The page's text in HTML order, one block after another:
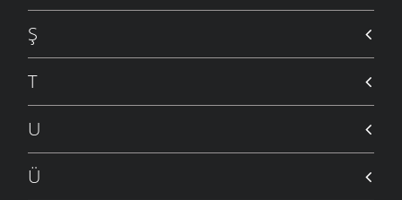
Ş
T
U
Ü